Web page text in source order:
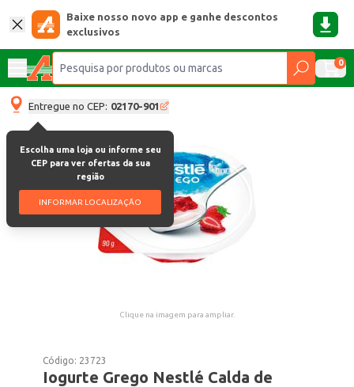
Baixe nosso novo app e ganhe descontos
exclusivos
0
Entregue no CEP: 02170-901
Escolha uma loja ou informe seu
CEP para ver ofertas da sua
região
INFORMAR LOCALIZAÇÃO
Clique na imagem para ampliar.
Código: 23723
Iogurte Grego Nestlé Calda de